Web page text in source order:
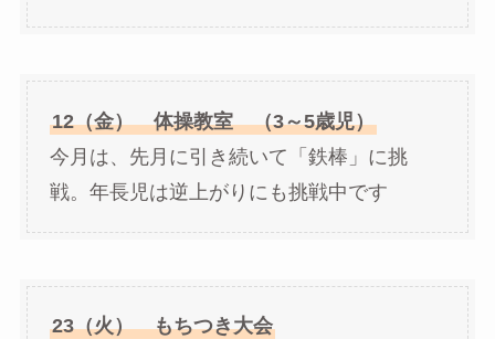
12（金） 体操教室 （3～5歳児）
今月は、先月に引き続いて「鉄棒」に挑
戦。年長児は逆上がりにも挑戦中です
23（火） もちつき大会